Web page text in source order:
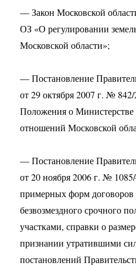
— Закон Московской
ОЗ «О регулировании
Московской области»;
— Постановление
от 29 октября 2007 г. №
Положения о
отношений Московской
— Постановление
от 20 ноября 2006 г. №
примерных форм
безвозмездного срочного
участками, справки о
признании утратившими
постановлений